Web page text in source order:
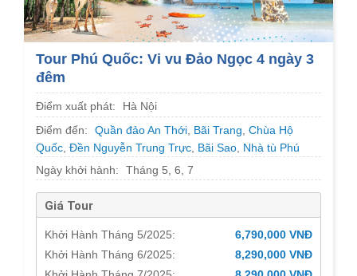
Tour Phú Quốc: Vi vu Đảo Ngọc 4 ngày 3
đêm
Điểm xuất phát:
Hà Nội
Điểm đến:
Quần đảo An Thới Bãi Trang Chùa Hộ
Quốc Đền Nguyễn Trung Trực Bãi Sao Nhà tù Phú
Quốc
, Vinpearl Safari, Phú Quốc United Center
Ngày khởi hành: Tháng 5, 6, 7
Giá Tour
Khởi Hành Tháng 5/2025:
6,790,000 VNĐ
Khởi Hành Tháng 6/2025:
8,290,000 VNĐ